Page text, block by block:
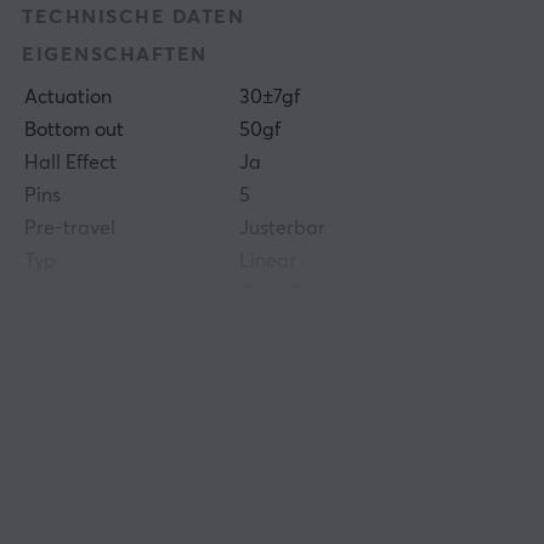
TECHNISCHE DATEN
EIGENSCHAFTEN
Actuation
30±7gf
Bottom out
50gf
Hall Effect
Ja
Pins
5
Pre-travel
Justerbar